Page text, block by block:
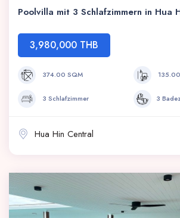
Poolvilla mit 3 Schlafzimmern in Hua
3,980,000 THB
374.00 SQM
3 Schlafzimmer 3
Hua Hin Central